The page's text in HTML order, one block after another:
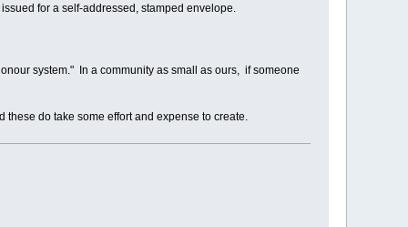
for a self-addressed, stamped envelope.
system." In a community as small as ours, if someone
these do take some effort and expense to create.